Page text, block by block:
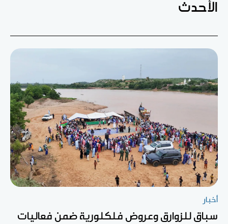
الأحدث
أخبار
سباق للزوارق وعروض فلكلورية ضمن فعاليات